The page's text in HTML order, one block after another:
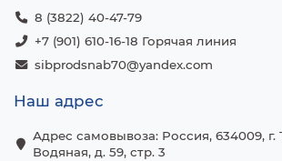
8 (3822) 40-47-79
+7 (901) 610-16-18 Горячая линия
sibprodsnab70@yandex.com
Наш адрес
Адрес самовывоза: Россия, 634009, г.
Водяная, д. 59, стр. 3